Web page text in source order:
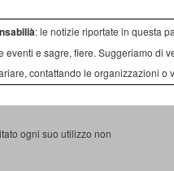
: le notizie riportate in questa
eventi e sagre, fiere. Suggeriamo di
contattando le organizzazioni o
ogni suo utilizzo non